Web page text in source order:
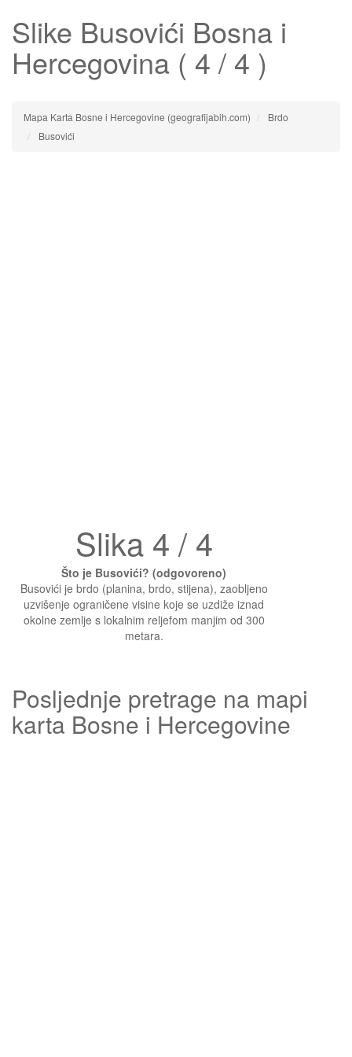
Slike Busovići Bosna i
Hercegovina ( 4 / 4 )
Mapa Karta Bosne i Hercegovine (geografijabih.com)
Brdo
Busovići
Slika 4 / 4
Što je Busovići? (odgovoreno)
Busovići je brdo (planina, brdo, stijena), zaobljeno
uzvišenje ograničene visine koje se uzdiže iznad
okolne zemlje s lokalnim reljefom manjim od 300
metara.
Posljednje pretrage na mapi
karta Bosne i Hercegovine